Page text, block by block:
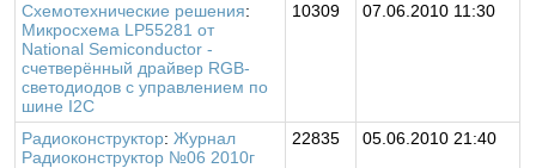
Схемотехнические решения:
Микросхема LP55281 от
National Semiconductor -
счетверённый драйвер RGB-
светодиодов с управлением по
шине I2C
10309 07.06.2010 11:30
Радиоконструктор:Журнал
Радиоконструктор №06 2010г
22835 05.06.2010 21:40